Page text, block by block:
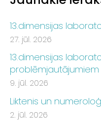
13.dimensijas
27. jūl. 2026
13.dimensijas
problēmjautājumiem
9. jūl. 2026
Liktenis un
2. jūl. 2026